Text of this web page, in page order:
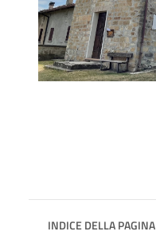
INDICE DELLA PAGINA